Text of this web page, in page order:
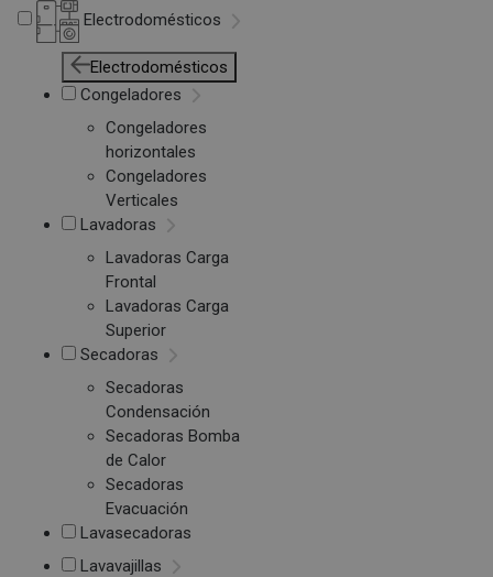
Electrodomésticos
Electrodomésticos
Congeladores
Congeladores
horizontales
Congeladores
Verticales
Lavadoras
Lavadoras Carga
Frontal
Lavadoras Carga
Superior
Secadoras
Secadoras
Condensación
Secadoras Bomba
de Calor
Secadoras
Evacuación
Lavasecadoras
Lavavajillas